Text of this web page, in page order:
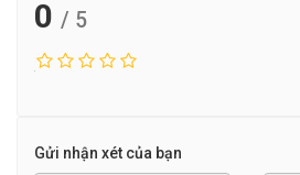
0 / 5
Gửi nhận xét của bạn